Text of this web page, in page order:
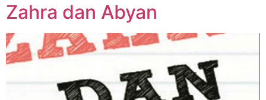
Zahra dan Abyan